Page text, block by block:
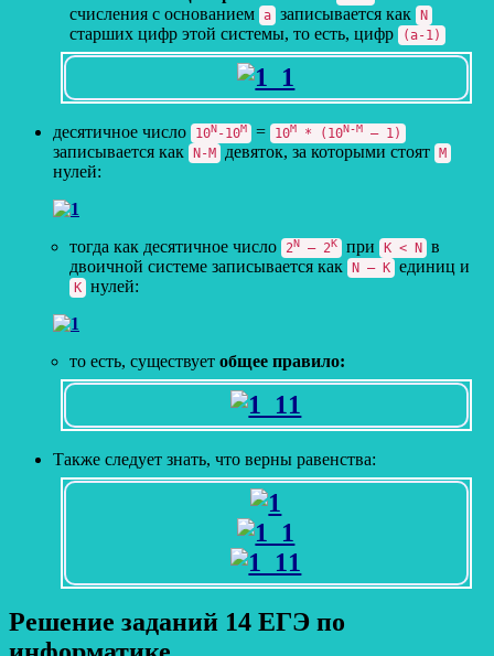
счисления с основанием a записывается как N
старших цифр этой системы, то есть, цифр (a-1)
десятичное число 10N-10M = 10M * (10N-M – 1)
записывается как N-M девяток, за которыми стоят M
нулей:
тогда как десятичное число 2N – 2K при K < N
в
двоичной системе записывается как
N – K единиц и
K нулей:
то есть, существует общее правило:
Также следует знать, что верны равенства:
Решение заданий 14 ЕГЭ по